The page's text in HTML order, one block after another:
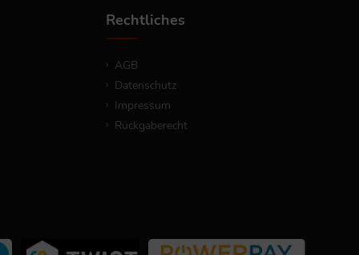
Rechtliches
AGB
Datenschutz
Impressum
Rückgaberecht